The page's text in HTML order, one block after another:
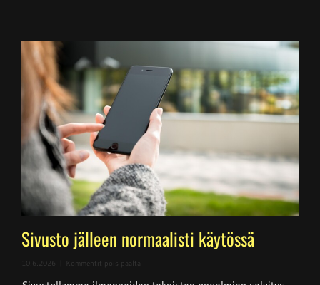
Sivusto jälleen normaalisti käytössä
10.6.2026 Kommentit pois päältä